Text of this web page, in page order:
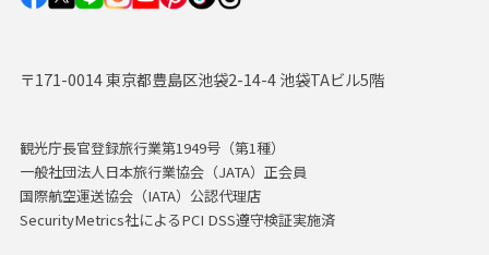
〒171-0014 東京都豊島区池袋2-14-4 池袋TAビル5階
観光庁長官登録旅行業第1949号（第1種）
一般社団法人日本旅行業協会（JATA）正会員
国際航空運送協会（IATA）公認代理店
SecurityMetrics社によるPCI DSS遵守検証実施済